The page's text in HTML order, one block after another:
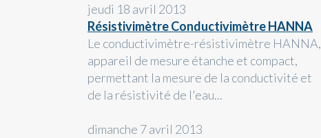
jeudi 18 avril 2013
Résistivimètre Conductivimètre HANNA
Le conductivimètre-résistivimètre HANNA,
appareil de mesure étanche et compact,
permettant la mesure de la conductivité et
de la résistivité de l'eau...
dimanche 7 avril 2013